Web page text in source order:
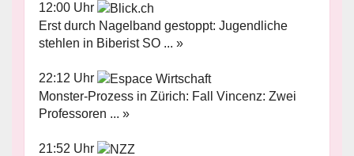
12:00 Uhr
Erst durch Nagelband gestoppt: Jugendliche
stehlen in Biberist SO ... »
22:12 Uhr
Monster-Prozess in Zürich: Fall Vincenz: Zwei
Professoren ... »
21:52 Uhr